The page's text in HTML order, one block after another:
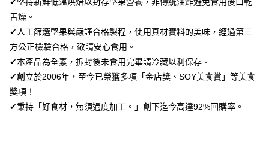
法說明評估內容。
【繳款方式說明】
1.分期款項不併入電信帳單，「大哥付你分期」於每月結算日後寄送繳費提
2.透過簡訊連結打開帳單後，可選擇「超商條碼／台灣大直營門市／銀行轉
帳／街口支付／iPASS MONEY」等通路繳費。
【注意事項】
1.本服務係由「台灣大哥大股份有限公司」（以下簡稱本公司）所提供，讓
用戶於交易時，得透過本服務購買商品或服務，並由商店將買賣／分期付款
３．安心：先確認商品／服務後，再付款。
【「AFTEE先享後付」結帳流程】
１．於結帳方式選擇「AFTEE先享後付」後，將跳轉至「AFTEE先享後付」
２．訂單成立數日內，您將收到繳費通知簡訊。
３．收到繳費通知簡訊後14天內，點擊此簡訊中的連結，可透過四大超商／
ATM／網路銀行／等多元方式進行付款，方視為交易完成。
※ 請注意：結帳手續完成當下不需立刻繳費，但若您需要取消訂單，請聯絡
購買商品的店家。未經商家同意取消之訂單仍視為有效，需透過AFTEE先享
免運優惠
免運費
每日優果-常溫宅配
舌燥。
✔人工篩選堅果與嚴謹合格製程，使用真材實料的美味，經過第三
方公正檢驗合格，敬請安心食用。
✔本產品為全素，拆封後未食用完畢請冷藏以利保存。
✔創立於2006年，至今已榮獲多項「金店獎、SOY美食賞」等美食
獎項！
✔秉持「好食材，無須過度加工。」創下迄今高達92%回購率。